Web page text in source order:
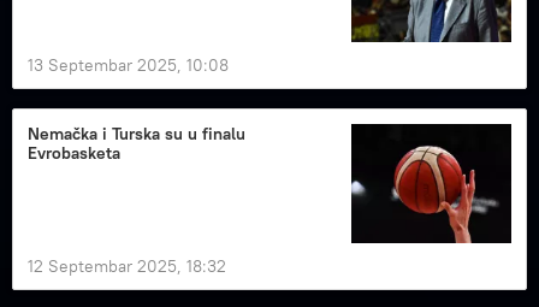
13 Septembar 2025, 10:08
Nemačka i Turska su u finalu
Evrobasketa
12 Septembar 2025, 18:32